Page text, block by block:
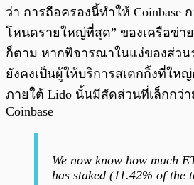
ว่า การถือครองนี้ทำให้ Coinbase
โหนดรายใหญ่ที่สุด” ของเครือข่าย
ก็ตาม หากพิจารณาในแง่ของส่ว
ยังคงเป็นผู้ให้บริการสเตกกิ้งที่ให
ภายใต้ Lido นั้นมีสัดส่วนที่เล็กกว่า
Coinbase
We now know how much
has staked (11.42% of the